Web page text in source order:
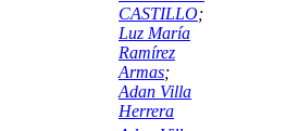
CASTILLO;
Luz María
Ramírez
Armas;
Adan Villa
Herrera